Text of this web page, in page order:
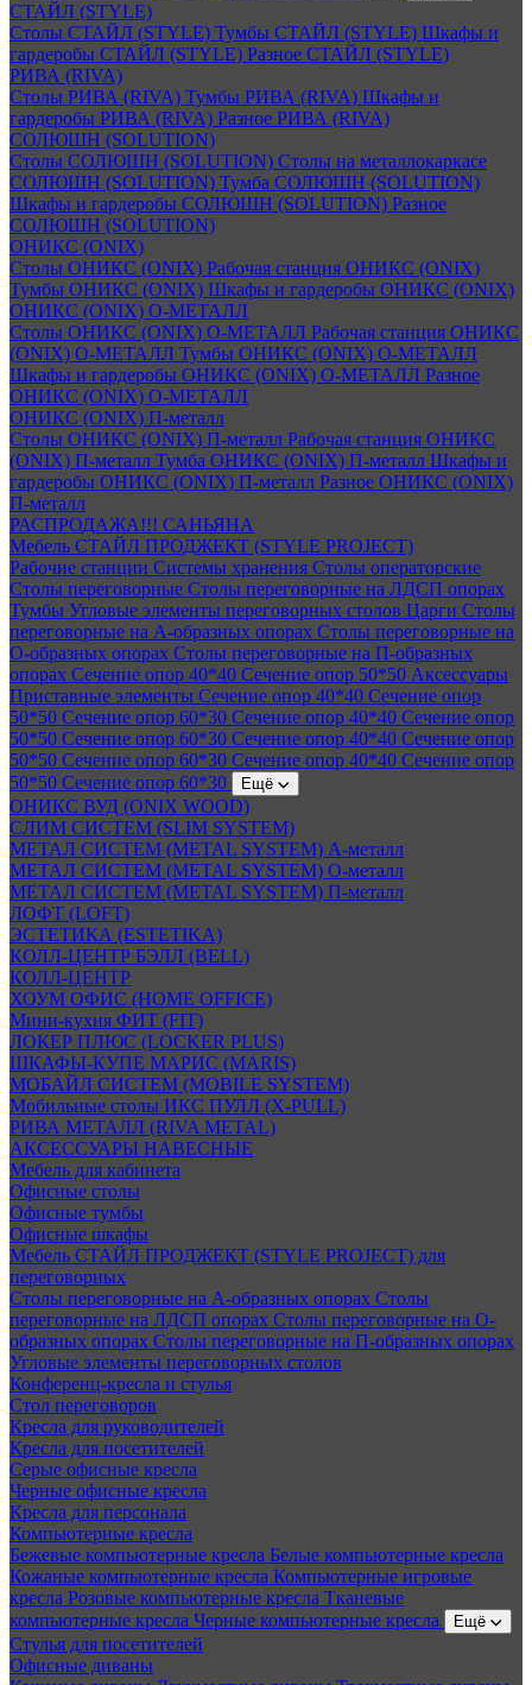
СТАЙЛ (STYLE)
Столы СТАЙЛ (STYLE) Тумбы СТАЙЛ (STYLE) Шкафы и
гардеробы СТАЙЛ (STYLE) Разное СТАЙЛ (STYLE)
РИВА (RIVA)
Столы РИВА (RIVA) Тумбы РИВА (RIVA) Шкафы и
гардеробы РИВА (RIVA) Разное РИВА (RIVA)
СОЛЮШН (SOLUTION)
Столы СОЛЮШН (SOLUTION) Столы на металлокаркасе
СОЛЮШН (SOLUTION) Тумба СОЛЮШН (SOLUTION)
Шкафы и гардеробы СОЛЮШН (SOLUTION) Разное
СОЛЮШН (SOLUTION)
ОНИКС (ONIX)
Столы ОНИКС (ONIX) Рабочая станция ОНИКС (ONIX)
Тумбы ОНИКС (ONIX) Шкафы и гардеробы ОНИКС (ONIX)
ОНИКС (ONIX) O-МЕТАЛЛ
Столы ОНИКС (ONIX) O-МЕТАЛЛ Рабочая станция ОНИКС
(ONIX) O-МЕТАЛЛ Тумбы ОНИКС (ONIX) O-МЕТАЛЛ
Шкафы и гардеробы ОНИКС (ONIX) O-МЕТАЛЛ Разное
ОНИКС (ONIX) O-МЕТАЛЛ
ОНИКС (ONIX) П-металл
Столы ОНИКС (ONIX) П-металл Рабочая станция ОНИКС
(ONIX) П-металл Тумба ОНИКС (ONIX) П-металл Шкафы и
гардеробы ОНИКС (ONIX) П-металл Разное ОНИКС (ONIX)
П-металл
РАСПРОДАЖА!!! САНЬЯНА
Мебель СТАЙЛ ПРОДЖЕКТ (STYLE PROJECT)
Рабочие станции Системы хранения Столы операторские
Столы переговорные Столы переговорные на ЛДСП опорах
Тумбы Угловые элементы переговорных столов Царги Столы
переговорные на А-образных опорах Столы переговорные на
О-образных опорах Столы переговорные на П-образных
опорах Сечение опор 40*40 Сечение опор 50*50 Аксессуары
Приставные элементы Сечение опор 40*40 Сечение опор
50*50 Сечение опор 60*30 Сечение опор 40*40 Сечение опор
50*50 Сечение опор 60*30 Сечение опор 40*40 Сечение опор
50*50 Сечение опор 60*30 Сечение опор 40*40 Сечение опор
50*50 Сечение опор 60*30 Ещё
ОНИКС ВУД (ONIX WOOD)
СЛИМ СИСТЕМ (SLIM SYSTEM)
МЕТАЛ СИСТЕМ (METAL SYSTEM) А-металл
МЕТАЛ СИСТЕМ (METAL SYSTEM) О-металл
МЕТАЛ СИСТЕМ (METAL SYSTEM) П-металл
ЛОФТ (LOFT)
ЭСТЕТИКА (ESTETIKA)
КОЛЛ-ЦЕНТР БЭЛЛ (BELL)
КОЛЛ-ЦЕНТР
ХОУМ ОФИС (HOME OFFICE)
Мини-кухня ФИТ (FIT)
ЛОКЕР ПЛЮС (LOCKER PLUS)
ШКАФЫ-КУПЕ МАРИС (MARIS)
МОБАЙЛ СИСТЕМ (MOBILE SYSTEM)
Мобильные столы ИКС ПУЛЛ (X-PULL)
РИВА МЕТАЛЛ (RIVA METAL)
АКСЕССУАРЫ НАВЕСНЫЕ
Мебель для кабинета
Офисные столы
Офисные тумбы
Офисные шкафы
Мебель СТАЙЛ ПРОДЖЕКТ (STYLE PROJECT) для
переговорных
Столы переговорные на А-образных опорах Столы
переговорные на ЛДСП опорах Столы переговорные на О-
образных опорах Столы переговорные на П-образных опорах
Угловые элементы переговорных столов
Конференц-кресла и стулья
Стол переговоров
Кресла для руководителей
Кресла для посетителей
Серые офисные кресла
Черные офисные кресла
Кресла для персонала
Компьютерные кресла
Бежевые компьютерные кресла Белые компьютерные кресла
Кожаные компьютерные кресла Компьютерные игровые
кресла Розовые компьютерные кресла Тканевые
компьютерные кресла Черные компьютерные кресла Ещё
Стулья для посетителей
Офисные диваны